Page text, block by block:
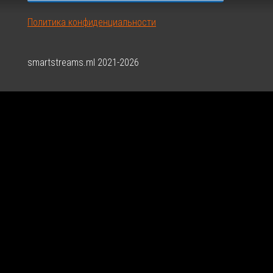
Политика конфиденциальности
smartstreams.ml 2021-2026